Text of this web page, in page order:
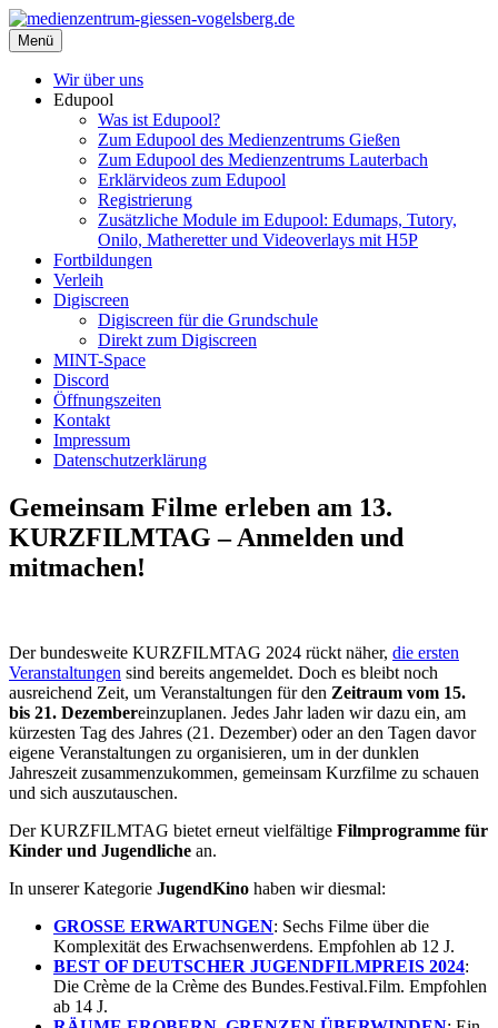
Zum
Inhalt
springen
medienzentrum-giessen-vogelsberg.de
Regionales Medienzentrum Gießen-Vogelsberg
Menü
Wir über uns
Edupool
Was ist Edupool?
Zum Edupool des Medienzentrums Gießen
Zum Edupool des Medienzentrums Lauterbach
Erklärvideos zum Edupool
Registrierung
Zusätzliche Module im Edupool: Edumaps, Tutory,
Onilo, Matheretter und Videoverlays mit H5P
Fortbildungen
Verleih
Digiscreen
Digiscreen für die Grundschule
Direkt zum Digiscreen
MINT-Space
Discord
Öffnungszeiten
Kontakt
Impressum
Datenschutzerklärung
Gemeinsam Filme erleben am 13.
KURZFILMTAG – Anmelden und
mitmachen!
Der bundesweite KURZFILMTAG 2024 rückt näher, die ersten
Veranstaltungen sind bereits angemeldet. Doch es bleibt noch
ausreichend Zeit, um Veranstaltungen für den Zeitraum vom 15.
bis 21. Dezembereinzuplanen. Jedes Jahr laden wir dazu ein, am
kürzesten Tag des Jahres (21. Dezember) oder an den Tagen davor
eigene Veranstaltungen zu organisieren, um in der dunklen
Jahreszeit zusammenzukommen, gemeinsam Kurzfilme zu schauen
und sich auszutauschen.
Der KURZFILMTAG bietet erneut vielfältige Filmprogramme für
Kinder und Jugendliche an.
In unserer Kategorie JugendKino haben wir diesmal:
GROSSE ERWARTUNGEN: Sechs Filme über die
Komplexität des Erwachsenwerdens. Empfohlen ab 12 J.
BEST OF DEUTSCHER JUGENDFILMPREIS 2024:
Die Crème de la Crème des Bundes.Festival.Film. Empfohlen
ab 14 J.